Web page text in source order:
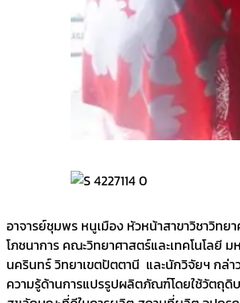
อาจารย์ชุมพร หนูเมือง หัวหน้าสาขาวิชาวิทย
โภชนาการ คณะวิทยาศาสตร์และเทคโนโลยี
นครินทร์ วิทยาเขตปัตตานี และนักวิจัยฯ กล่า
ความรู้ด้านการแปรรูปผลิตภัณฑ์โดยใช้วัตถุดิ